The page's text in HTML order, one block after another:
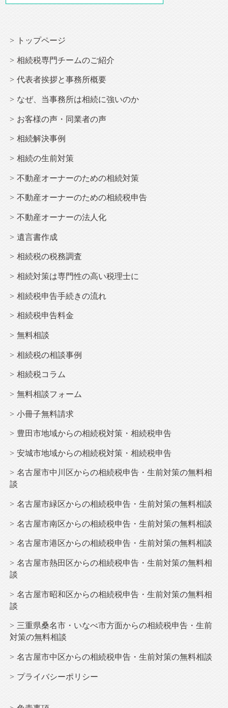
トップページ
相続税専門チームのご紹介
代表者挨拶と事務所概要
なぜ、当事務所は相続に強いのか
お客様の声・同業者の声
相続解決事例
相続の生前対策
不動産オーナーのための相続対策
不動産オーナーのための相続税申告
不動産オーナーの法人化
遺言書作成
相続税の税務調査
相続対策は専門性の高い税理士に
相続税申告手続きの流れ
相続税申告料金
無料相談
相続税の相談事例
相続税コラム
無料相談フォーム
小冊子無料請求
豊田市地域からの相続税対策・相続税申告
安城市地域からの相続税対策・相続税申告
名古屋市中川区からの相続税申告・生前対策の無料相
談
名古屋市緑区からの相続税申告・生前対策の無料相談
名古屋市南区からの相続税申告・生前対策の無料相談
名古屋市港区からの相続税申告・生前対策の無料相談
名古屋市熱田区からの相続税申告・生前対策の無料相
談
名古屋市昭和区からの相続税申告・生前対策の無料相
談
三重県桑名市・いなべ市方面からの相続税申告・生前
対策の無料相談
名古屋市中区からの相続税申告・生前対策の無料相談
プライバシーポリシー